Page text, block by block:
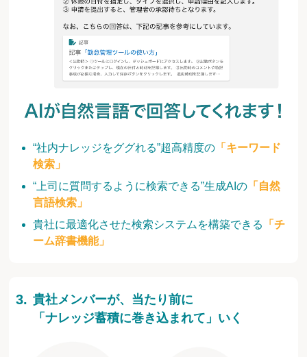
“社内ナレッジをググれる”超高精度の 「キーワード
検索」
“上司に質問するように検索できる”生成AIの 「自然
言語検索」
貴社に最適化させた検索システムを構築できる
「チ
ーム辞書機能」
貴社メンバーが、当たり前に
「ナレッジ蓄積に巻き込まれて」いく